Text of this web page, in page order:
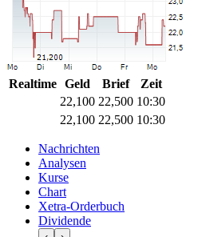
Realtime Geld Brief
Zeit
22,100 22,500 10:30
22,100 22,500 10:30
Nachrichten
Analysen
Kurse
Chart
Xetra-Orderbuch
Dividende